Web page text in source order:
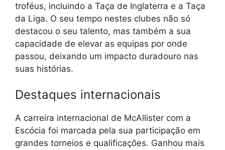
troféus, incluindo a Taça de Inglaterra e a Taça
da Liga. O seu tempo nestes clubes não só
destacou o seu talento, mas também a sua
capacidade de elevar as equipas por onde
passou, deixando um impacto duradouro nas
suas histórias.
Destaques internacionais
A carreira internacional de McAllister com a
Escócia foi marcada pela sua participação em
grandes torneios e qualificações. Ganhou mais